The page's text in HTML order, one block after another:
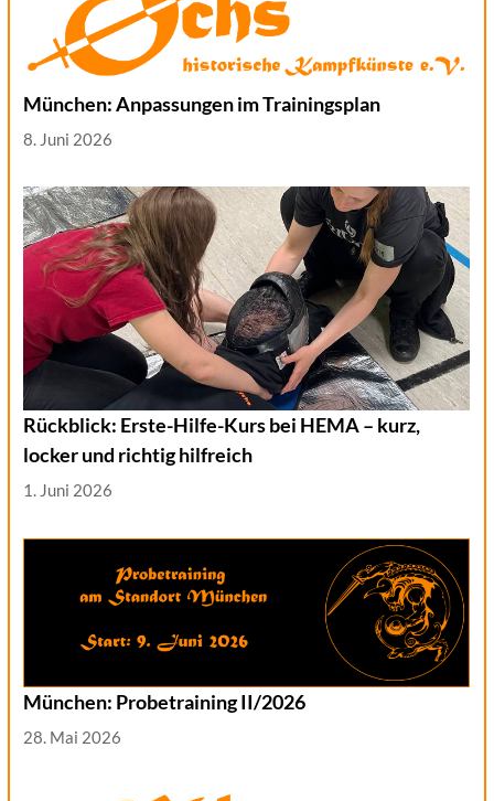
München: Anpassungen im Trainingsplan
8. Juni 2026
Rückblick: Erste-Hilfe-Kurs bei HEMA – kurz,
locker und richtig hilfreich
1. Juni 2026
München: Probetraining II/2026
28. Mai 2026